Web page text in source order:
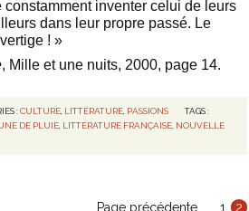
constamment inventer celui de leurs
dans leur propre passé. Le
! »
, Mille et une nuits, 2000, page 14.
:CULTURE, LITTÉRATURE, PASSIONS
TAGS :
DE PLUIE, LITTÉRATURE FRANÇAISE, NOUVELLE
Page précédente 1 2